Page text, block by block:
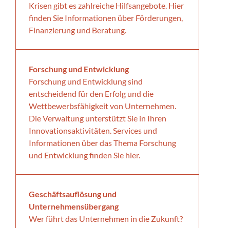
Krisen gibt es zahlreiche Hilfsangebote. Hier
finden Sie Informationen über Förderungen,
Finanzierung und Beratung.
Forschung und Entwicklung
Forschung und Entwicklung sind
entscheidend für den Erfolg und die
Wettbewerbsfähigkeit von Unternehmen.
Die Verwaltung unterstützt Sie in Ihren
Innovationsaktivitäten. Services und
Informationen über das Thema Forschung
und Entwicklung finden Sie hier.
Geschäftsauflösung und
Unternehmensübergang
Wer führt das Unternehmen in die Zukunft?